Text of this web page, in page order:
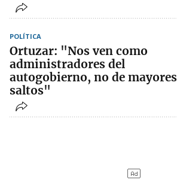
POLÍTICA
Ortuzar: "Nos ven como
administradores del
autogobierno, no de mayores
saltos"